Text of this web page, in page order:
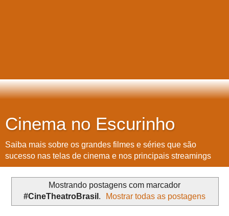
Cinema no Escurinho
Saiba mais sobre os grandes filmes e séries que são
sucesso nas telas de cinema e nos principais streamings
Mostrando postagens com marcador
#CineTheatroBrasil . Mostrar todas as postagens